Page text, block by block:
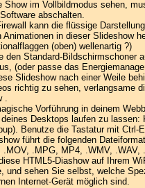
Show im Vollbildmodus sehen,
abschalten.
kann die flüssige
Animationen in dieser Slideshow
(oben) wellenartig ?)
den Standard-Bildschirmschoner
(oder passe das
Slideshow nach einer Weile
richtig zu sehen, verlangsame
.
Vorführung in deinem
deines Desktops laufen zu lassen:
Benutze die Tastatur mit Ctrl-
führt die folgenden
.MOV, .MPG, MP4, .WMV, .WAV,
HTML5-Diashow auf Ihrem
und sehen Sie selbst, welche
Internet-Gerät möglich sind.